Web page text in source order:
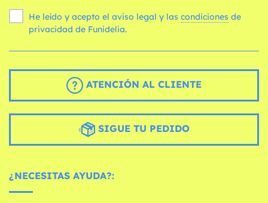
He leído y acepto el aviso legal y las condiciones
privacidad de Funidelia.
ATENCIÓN AL CLIENTE
SIGUE TU PEDIDO
¿NECESITAS AYUDA?: